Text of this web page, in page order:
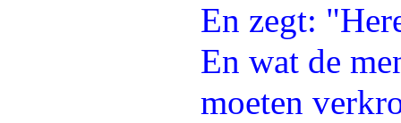
En zegt:
En wat de
moeten